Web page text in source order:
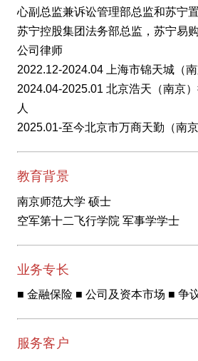
心副总监兼诉讼管理部总监和苏宁
苏宁控股集团法务部总监，苏宁易
公司律师
2022.12-2024.04 上海市锦天城（
2024.04-2025.01 北京浩天（南京
人
2025.01-至今北京市万商天勤（南
教育背景
南京师范大学 硕士
空军第十二飞行学院 军事学学士
业务专长
■ 金融保险 ■ 公司及资本市场 ■ 争
服务客户